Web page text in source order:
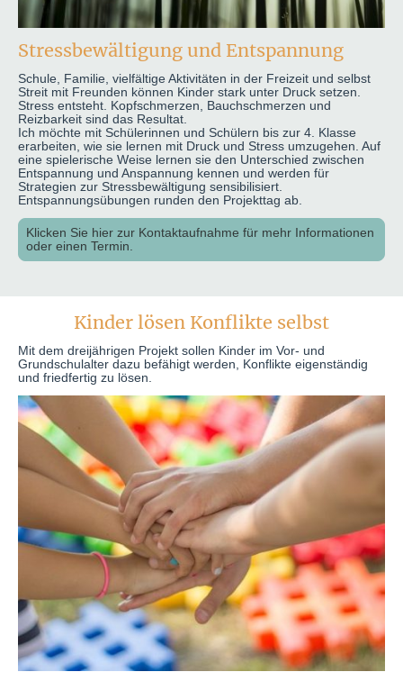
Stressbewältigung und Entspannung
Schule, Familie, vielfältige Aktivitäten in der Freizeit und selbst
Streit mit Freunden können Kinder stark unter Druck setzen.
Stress entsteht. Kopfschmerzen, Bauchschmerzen und
Reizbarkeit sind das Resultat.
Ich möchte mit Schülerinnen und Schülern bis zur 4. Klasse
erarbeiten, wie sie lernen mit Druck und Stress umzugehen. Auf
eine spielerische Weise lernen sie den Unterschied zwischen
Entspannung und Anspannung kennen und werden für
Strategien zur Stressbewältigung sensibilisiert.
Entspannungsübungen runden den Projekttag ab.
Klicken Sie hier zur Kontaktaufnahme für mehr Informationen
oder einen Termin.
Kinder lösen Konflikte selbst
Mit dem dreijährigen Projekt sollen Kinder im Vor- und
Grundschulalter dazu befähigt werden, Konflikte eigenständig
und friedfertig zu lösen.